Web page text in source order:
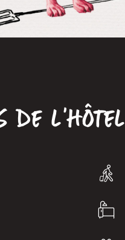
de l’hôtel